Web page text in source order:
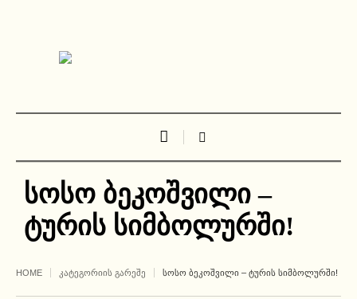
სოსო ბეკოშვილი –
ტურის სიმბოლურში!
HOME ᲙᲐᲢᲔᲒᲝᲠᲘᲘᲡ ᲒᲐᲠᲔᲨᲔ ᲡᲝᲡᲝ ᲑᲔᲙᲝᲨᲕᲘᲚᲘ – ᲢᲣᲠᲘᲡ ᲡᲘᲛᲑᲝᲚᲣᲠᲨᲘ!